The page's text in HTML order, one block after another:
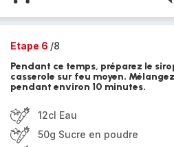
Etape 6 /8
Pendant ce temps, préparez le
casserole sur feu moyen.
pendant environ 10 minutes.
12cl Eau
50g Sucre en poudre